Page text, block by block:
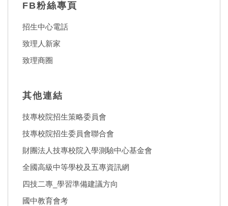
FB粉絲專頁
招生中心電話
致理人新家
致理商圈
其他連結
技專校院招生策略委員會
技專校院招生委員會聯合會
財團法人技專校院入學測驗中心基金會
全國高級中等學校及五專資訊網
四技二專_學習準備建議方向
國中教育會考